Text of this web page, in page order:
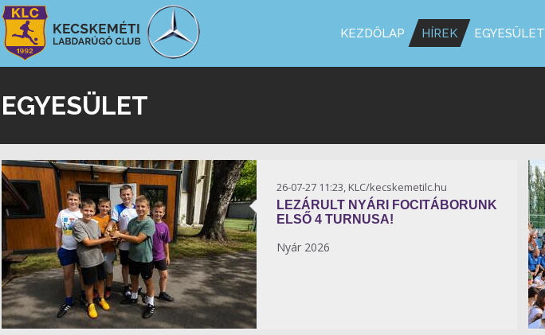
KEZDŐLAP HÍREK EGYESÜLET
EGYESÜLET
26-07-27 11:23, KLC/kecskemetilc.hu
LEZÁRULT NYÁRI FOCITÁBORUNK
ELSŐ 4 TURNUSA!
Nyár 2026